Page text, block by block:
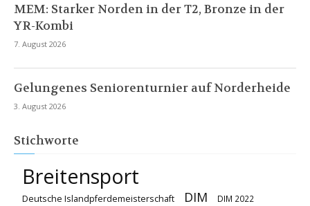
MEM: Starker Norden in der T2, Bronze in der
YR-Kombi
7. August 2026
Gelungenes Seniorenturnier auf Norderheide
3. August 2026
Stichworte
Breitensport
Deutsche Islandpferdemeisterschaft DIM DIM 2022